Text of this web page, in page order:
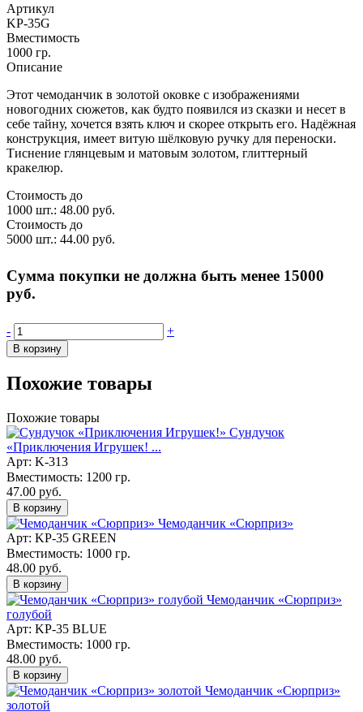
Артикул
KP-35G
Вместимость
1000 гр.
Описание
Этот чемоданчик в золотой оковке с изображениями
новогодних сюжетов, как будто появился из сказки и несет в
себе тайну, хочется взять ключ и скорее открыть его. Надёжная
конструкция, имеет витую шёлковую ручку для переноски.
Тиснение глянцевым и матовым золотом, глиттерный
кракелюр.
Стоимость до
1000 шт.: 48.00 руб.
Стоимость до
5000 шт.: 44.00 руб.
Сумма покупки не должна быть менее 15000
руб.
- +
В корзину
Похожие товары
Похожие товары
Сундучок
«Приключения Игрушек! ...
Арт: K-313
Вместимость: 1200 гр.
47.00 руб.
В корзину
Чемоданчик «Сюрприз»
Арт: KP-35 GREEN
Вместимость: 1000 гр.
48.00 руб.
В корзину
Чемоданчик «Сюрприз»
голубой
Арт: KP-35 BLUE
Вместимость: 1000 гр.
48.00 руб.
В корзину
Чемоданчик «Сюрприз»
золотой